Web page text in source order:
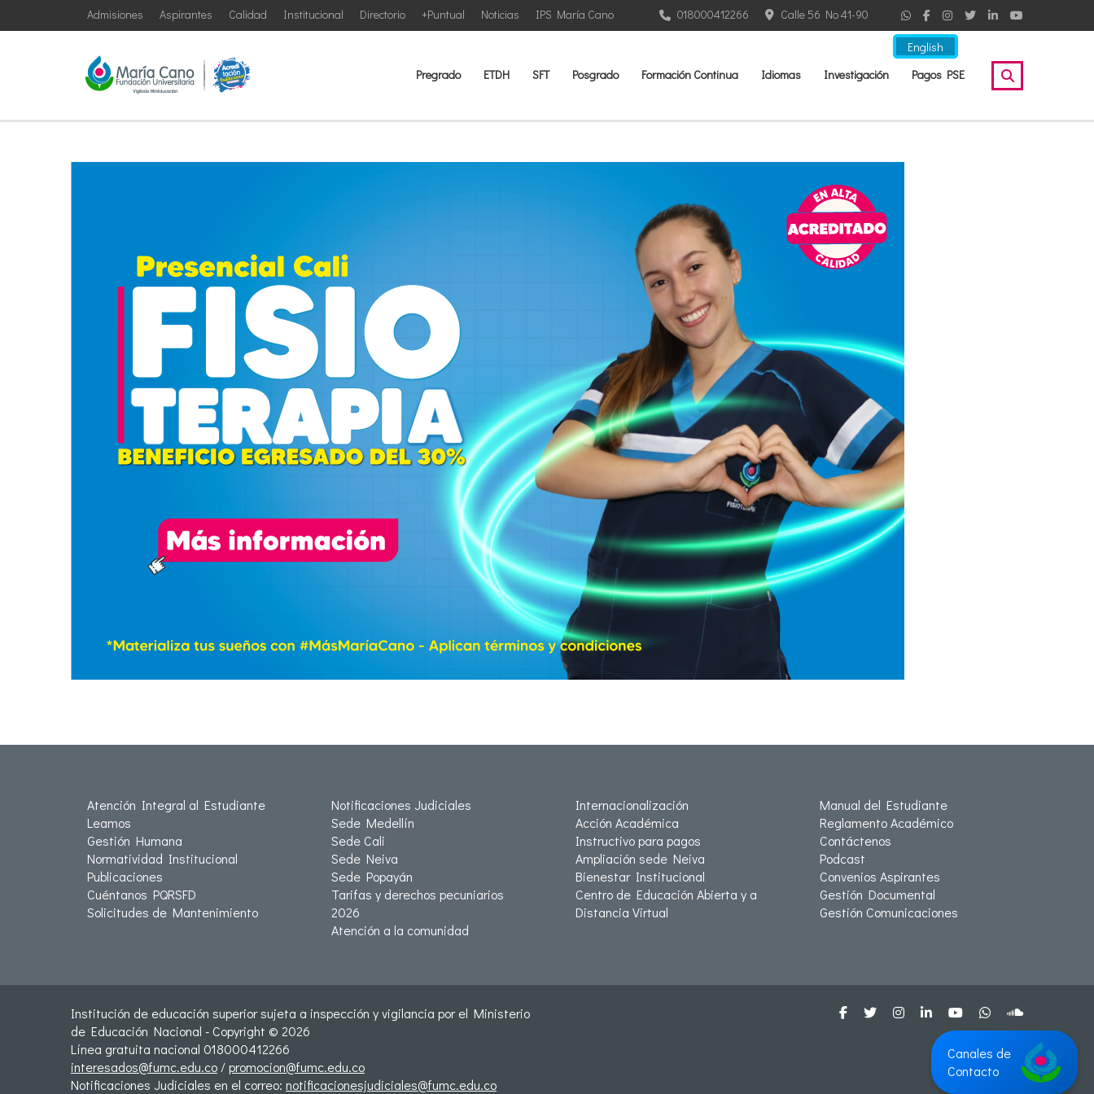
English
IPS María Cano
Noticias
+Puntual
Directorio
Institucional
Calidad
Aspirantes
Admisiones Calle 56 No 41-90
018000412266
Pregrado ETDH SFT Posgrado Formación Continua Idiomas Investigación Pagos PSE
Atención Integral al Estudiante
Leamos
Gestión Humana
Normatividad Institucional
Publicaciones
Cuéntanos PQRSFD
Solicitudes de Mantenimiento
Notificaciones Judiciales
Sede Medellín
Sede Cali
Sede Neiva
Sede Popayán
Tarifas y derechos pecuniarios
2026
Atención a la comunidad
Internacionalización
Acción Académica
Instructivo para pagos
Ampliación sede Neiva
Bienestar Institucional
Centro de Educación Abierta y a
Distancia Virtual
Manual del Estudiante
Reglamento Académico
Contáctenos
Podcast
Convenios Aspirantes
Gestión Documental
Gestión Comunicaciones
Institución de educación superior sujeta a inspección y vigilancia por el Ministerio
de Educación Nacional - Copyright © 2026
Línea gratuita nacional 018000412266
interesados@fumc.edu.co /promocion@fumc.edu.co
Notificaciones Judiciales en el correo: notificacionesjudiciales@fumc.edu.co
Canales de
Contacto